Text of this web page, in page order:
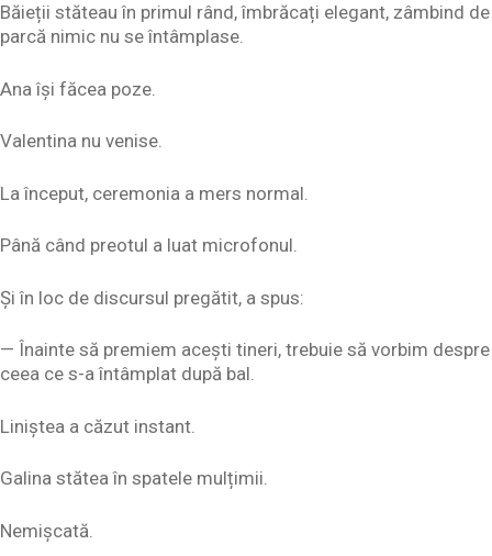
Băieții stăteau în primul rând, îmbrăcați elegant, zâmbind de
parcă nimic nu se întâmplase.
Ana își făcea poze.
Valentina nu venise.
La început, ceremonia a mers normal.
Până când preotul a luat microfonul.
Și în loc de discursul pregătit, a spus:
— Înainte să premiem acești tineri, trebuie să vorbim despre
ceea ce s-a întâmplat după bal.
Liniștea a căzut instant.
Galina stătea în spatele mulțimii.
Nemişcată.